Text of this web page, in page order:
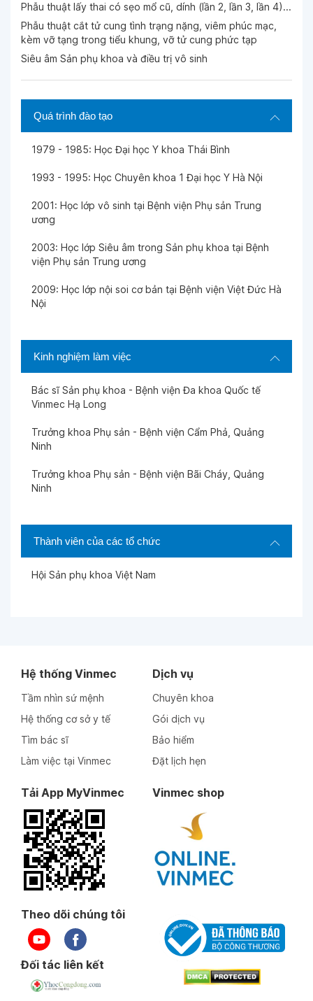
Phẫu thuật lấy thai có sẹo mổ cũ, dính (lần 2, lần 3, lần 4)...
Phẫu thuật cắt tử cung tình trạng nặng, viêm phúc mạc,
kèm vỡ tạng trong tiểu khung, vỡ tử cung phức tạp
Siêu âm Sản phụ khoa và điều trị vô sinh
Quá trình đào tạo
1979 - 1985: Học Đại học Y khoa Thái Bình
1993 - 1995: Học Chuyên khoa 1 Đại học Y Hà Nội
2001: Học lớp vô sinh tại Bệnh viện Phụ sản Trung
ương
2003: Học lớp Siêu âm trong Sản phụ khoa tại Bệnh
viện Phụ sản Trung ương
2009: Học lớp nội soi cơ bản tại Bệnh viện Việt Đức Hà
Nội
Kinh nghiệm làm việc
Bác sĩ Sản phụ khoa - Bệnh viện Đa khoa Quốc tế
Vinmec Hạ Long
Trưởng khoa Phụ sản - Bệnh viện Cẩm Phả, Quảng
Ninh
Trưởng khoa Phụ sản - Bệnh viện Bãi Cháy, Quảng
Ninh
Thành viên của các tổ chức
Hội Sản phụ khoa Việt Nam
Ngày 06-04-2026
Ngày 01-04-2026
Ngày 29-03-2026
Ngày 26-03-2026
Ngày 25-03-2026
Ngày 08-03-2026
Ngày 07-03-2026
Ngày 07-03-2026
Ngày 06-03-2026
Các bác sĩ rất nhiệt tình, dễ thương
Ngày 20-01-2026
Ngày 20-01-2026
Ngày 16-01-2026
Ngày 14-01-2026
Ngày 13-01-2026
Hệ thống Vinmec
Tầm nhìn sứ mệnh
Hệ thống cơ sở y tế
Tìm bác sĩ
Làm việc tại Vinmec
Dịch vụ
Chuyên khoa
Gói dịch vụ
Bảo hiểm
Đặt lịch hẹn
Tải App MyVinmec Vinmec shop
Theo dõi chúng tôi
Đối tác liên kết